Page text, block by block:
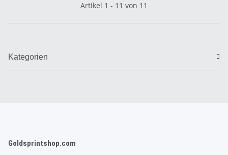
Artikel 1 - 11 von 11
Kategorien
Goldsprintshop.com